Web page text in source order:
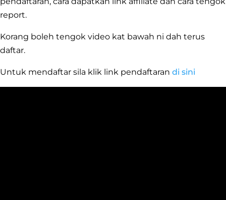
report.
Korang boleh tengok video kat bawah ni dah terus
daftar.
Untuk mendaftar sila klik link pendaftaran di sini